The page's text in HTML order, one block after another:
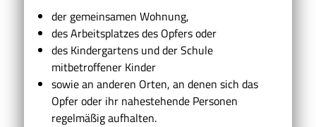
der gemeinsamen Wohnung,
des Arbeitsplatzes des Opfers oder
des Kindergartens und der Schule
mitbetroffener Kinder
sowie an anderen Orten, an denen sich das
Opfer oder ihr nahestehende Personen
regelmäßig aufhalten.